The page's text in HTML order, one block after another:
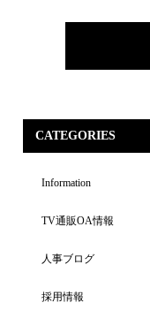
CATEGORIES
Information
TV通販OA情報
人事ブログ
採用情報